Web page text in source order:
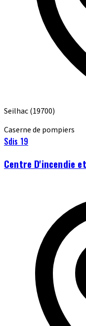
Seilhac(19700)
Caserne de pompiers
Sdis 19
Centre D'incendie